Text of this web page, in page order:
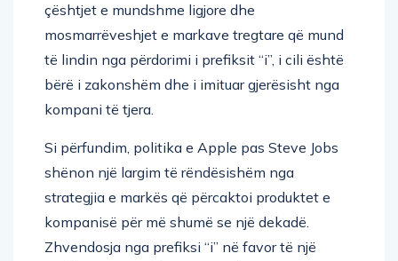
çështjet e mundshme ligjore dhe
mosmarrëveshjet e markave tregtare që mund
të lindin nga përdorimi i prefiksit “i”, i cili është
bërë i zakonshëm dhe i imituar gjerësisht nga
kompani të tjera.
Si përfundim, politika e Apple pas Steve Jobs
shënon një largim të rëndësishëm nga
strategjia e markës që përcaktoi produktet e
kompanisë për më shumë se një dekadë.
Zhvendosja nga prefiksi “i” në favor të një